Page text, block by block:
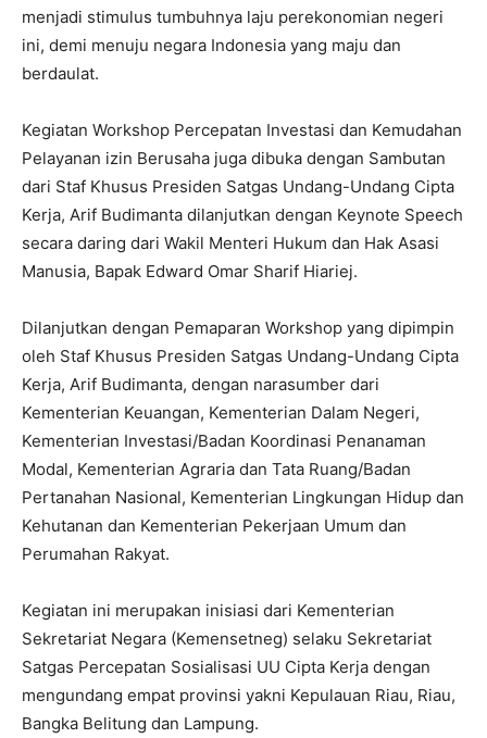
menjadi stimulus tumbuhnya laju perekonomian negeri
ini, demi menuju negara Indonesia yang maju dan
berdaulat.
Kegiatan Workshop Percepatan Investasi dan Kemudahan
Pelayanan izin Berusaha juga dibuka dengan Sambutan
dari Staf Khusus Presiden Satgas Undang-Undang Cipta
Kerja, Arif Budimanta dilanjutkan dengan Keynote Speech
secara daring dari Wakil Menteri Hukum dan Hak Asasi
Manusia, Bapak Edward Omar Sharif Hiariej.
Dilanjutkan dengan Pemaparan Workshop yang dipimpin
oleh Staf Khusus Presiden Satgas Undang-Undang Cipta
Kerja, Arif Budimanta, dengan narasumber dari
Kementerian Keuangan, Kementerian Dalam Negeri,
Kementerian Investasi/Badan Koordinasi Penanaman
Modal, Kementerian Agraria dan Tata Ruang/Badan
Pertanahan Nasional, Kementerian Lingkungan Hidup dan
Kehutanan dan Kementerian Pekerjaan Umum dan
Perumahan Rakyat.
Kegiatan ini merupakan inisiasi dari Kementerian
Sekretariat Negara (Kemensetneg) selaku Sekretariat
Satgas Percepatan Sosialisasi UU Cipta Kerja dengan
mengundang empat provinsi yakni Kepulauan Riau, Riau,
Bangka Belitung dan Lampung.